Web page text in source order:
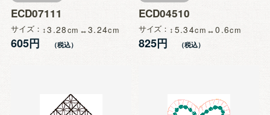
ECD07111
サイズ 3.28 3.24
605円
ECD04510
サイズ 5.34 0.6
825円